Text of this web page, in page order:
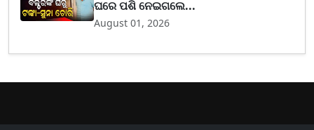
ଘରେ ପଶି ନେଇଗଲେ...
August 01, 2026